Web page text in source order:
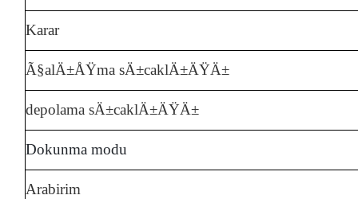
Karar
Ã§alÄ±ÅŸma sÄ±caklÄ±ÄŸÄ±
depolama sÄ±caklÄ±ÄŸÄ±
Dokunma modu
Arabirim